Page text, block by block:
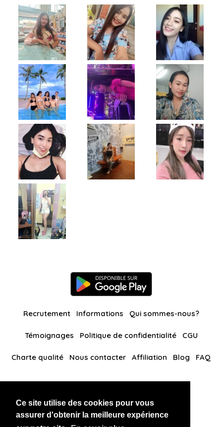
Ce site utilise des cookies pour vous
assurer d'obtenir la meilleure expérience
Recrutement Informations Qui sommes-nous?
Témoignages Politique de confidentialité CGU
Charte qualité Nous contacter Affiliation Blog FAQ
BlackAndBeauties RussianKisses